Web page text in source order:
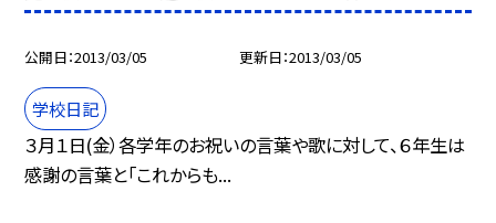
公開日 2013/03/05 更新日 2013/03/05
学校日記
３月１日(金）各学年のお祝いの言葉や歌に対して、６年生は
感謝の言葉と「これからも...